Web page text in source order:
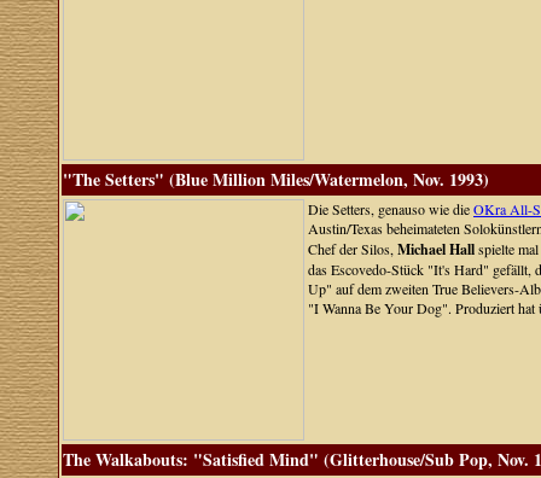
"The Setters" (Blue Million Miles/Watermelon, Nov. 1993)
Die Setters, genauso wie dieOKra All-
Austin/Texas beheimateten
Chef der Silos, Michael Hallspielte
das Escovedo-Stück "It's Hard" gefällt,
Up" auf dem zweiten True Believers-
"I Wanna Be Your Dog". Produziert
The Walkabouts: "Satisfied Mind" (Glitterhouse/Sub Pop, Nov.